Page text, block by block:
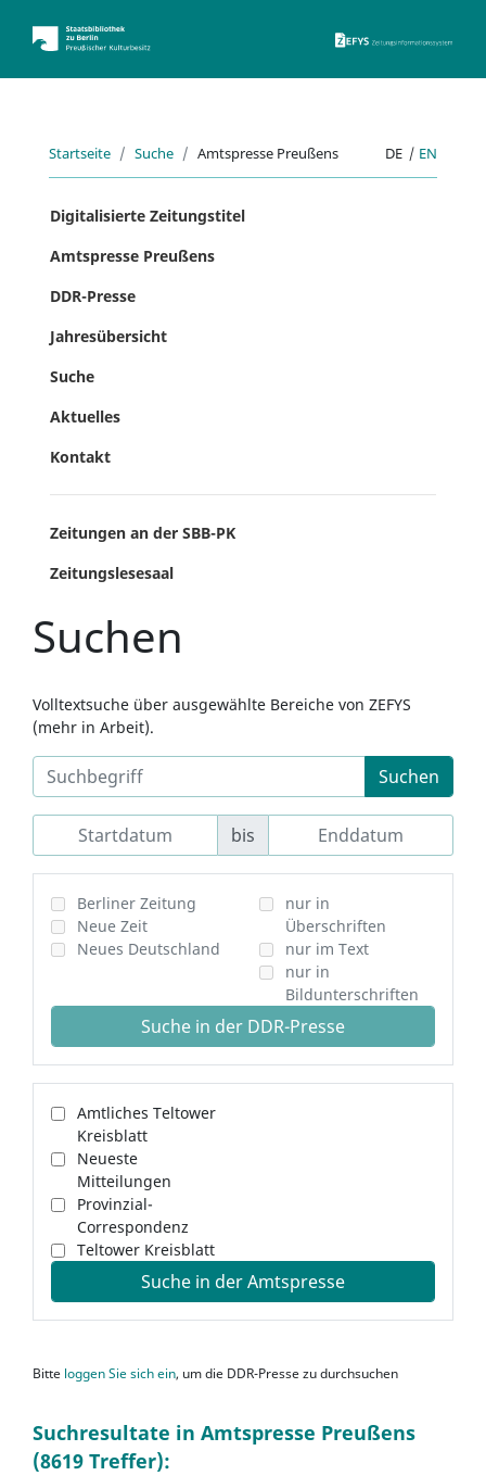
Startseite Suche Amtspresse Preußens DE | EN
Digitalisierte Zeitungstitel
Amtspresse Preußens
DDR-Presse
Jahresübersicht
Suche
Aktuelles
Kontakt
Zeitungen an der SBB-PK
Zeitungslesesaal
Suchen
Volltextsuche über ausgewählte Bereiche von ZEFYS
(mehr in Arbeit).
Suchen
bis
Berliner Zeitung
Neue Zeit
Neues Deutschland
nur in
Überschriften
nur im Text
nur in
Bildunterschriften
Suche in der DDR-Presse
Amtliches Teltower
Kreisblatt
Neueste
Mitteilungen
Provinzial-
Correspondenz
Teltower Kreisblatt
Suche in der Amtspresse
Bitte loggen Sie sich ein, um die DDR-Presse zu durchsuchen
Suchresultate in Amtspresse Preußens
(8619 Treffer):